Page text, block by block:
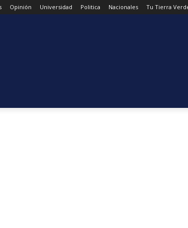
Opinión Universidad Politica Nacionales Tu Tierra